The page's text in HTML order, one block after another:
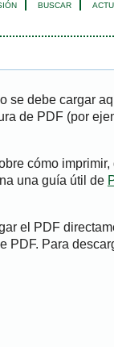
BUSCAR
se debe cargar
de PDF (por
cómo
una guía útil de
el PDF
PDF. Para